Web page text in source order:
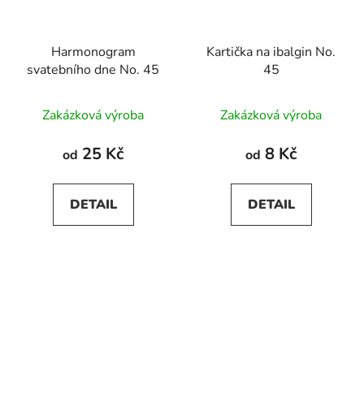
Harmonogram
svatebního dne No. 45
Zakázková výroba
od 25 Kč
DETAIL
Kartička na ibalgin No.
45
Zakázková výroba
od 8 Kč
DETAIL